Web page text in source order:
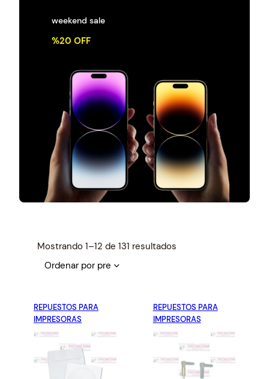
weekend sale
%20 OFF
Mostrando 1–12 de 131 resultados
e
d
b
y
p
REPUESTOS PARA
IMPRESORAS
REPUESTOS PARA
IMPRESORAS